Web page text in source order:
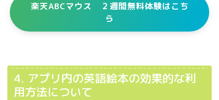
楽天ABCマウス ２週間無料体験はこち
ら
4. アプリ内の英語絵本の効果的な利
用方法について